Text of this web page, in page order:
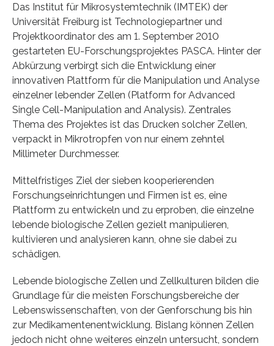
Das Institut für Mikrosystemtechnik (IMTEK) der
Universität Freiburg ist Technologiepartner und
Projektkoordinator des am 1. September 2010
gestarteten EU-Forschungsprojektes PASCA. Hinter der
Abkürzung verbirgt sich die Entwicklung einer
innovativen Plattform für die Manipulation und Analyse
einzelner lebender Zellen (Platform for Advanced
Single Cell-Manipulation and Analysis). Zentrales
Thema des Projektes ist das Drucken solcher Zellen,
verpackt in Mikrotropfen von nur einem zehntel
Millimeter Durchmesser.
Mittelfristiges Ziel der sieben kooperierenden
Forschungseinrichtungen und Firmen ist es, eine
Plattform zu entwickeln und zu erproben, die einzelne
lebende biologische Zellen gezielt manipulieren,
kultivieren und analysieren kann, ohne sie dabei zu
schädigen.
Lebende biologische Zellen und Zellkulturen bilden die
Grundlage für die meisten Forschungsbereiche der
Lebenswissenschaften, von der Genforschung bis hin
zur Medikamentenentwicklung. Bislang können Zellen
jedoch nicht ohne weiteres einzeln untersucht, sondern